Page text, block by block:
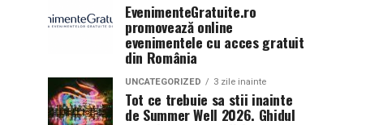
EvenimenteGratuite.ro
promovează online
evenimentele cu acces gratuit
din România
UNCATEGORIZED 3 zile inainte
Tot ce trebuie sa stii inainte
de Summer Well 2026. Ghidul